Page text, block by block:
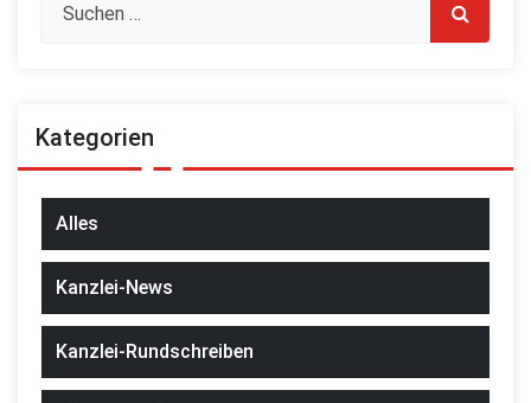
Kategorien
Alles
Kanzlei-News
Kanzlei-Rundschreiben